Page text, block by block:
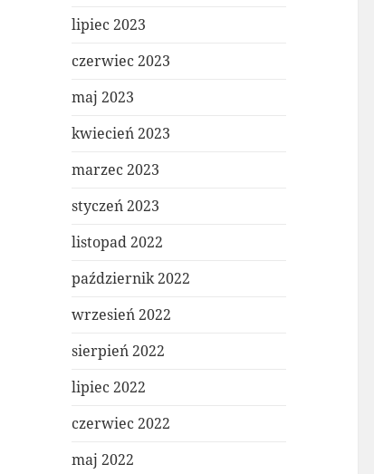
lipiec 2023
czerwiec 2023
maj 2023
kwiecień 2023
marzec 2023
styczeń 2023
listopad 2022
październik 2022
wrzesień 2022
sierpień 2022
lipiec 2022
czerwiec 2022
maj 2022